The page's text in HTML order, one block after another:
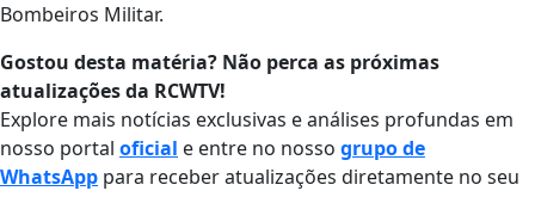
Bombeiros Militar.
Gostou desta matéria? Não perca as próximas
atualizações da RCWTV!
Explore mais notícias exclusivas e análises profundas em
nosso portal oficial e entre no nosso grupo de
WhatsApp para receber atualizações diretamente no seu